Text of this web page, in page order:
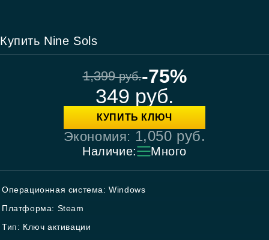
Купить Nine Sols
1,399руб.-75%
349 руб.
КУПИТЬ КЛЮЧ
Экономия: 1,050 руб.
Наличие: Много
Операционная система: Windows
Платформа: Steam
Тип: Ключ активации